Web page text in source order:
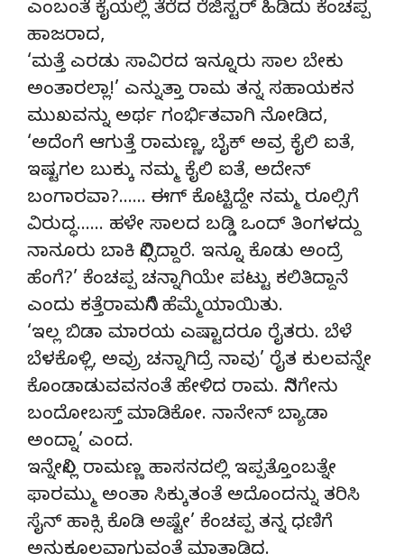
ಎಂಬಂತೆ ಕೈಯಲ್ಲಿ ತೆರೆದ ರೆಜಿಸ್ಟರ್ ಹಿಡಿದು ಕೆಂಚಪ್ಪ
ಹಾಜರಾದ,
‘ಮತ್ತೆ ಎರಡು ಸಾವಿರದ ಇನ್ನೂರು ಸಾಲ ಬೇಕು
ಅಂತಾರಲ್ಲಾ!’ ಎನ್ನುತ್ತಾ ರಾಮ ತನ್ನ ಸಹಾಯಕನ
ಮುಖವನ್ನು ಅರ್ಥ ಗಂರ್ಭಿತವಾಗಿ ನೋಡಿದ,
‘ಅದೆಂಗೆ ಆಗುತ್ತೆ ರಾಮಣ್ಣ, ಬೈಕ್ ಅವ್ರ ಕೈಲಿ ಐತೆ,
ಇಷ್ಟಗಲ ಬುಕ್ಕು ನಮ್ಮ ಕೈಲಿ ಐತೆ, ಅದೇನ್
ಬಂಗಾರವಾ?…… ಈಗ್ ಕೊಟ್ಟಿದ್ದೇ ನಮ್ಮ ರೂಲ್ಸಿಗೆ
ವಿರುದ್ಧ…… ಹಳೇ ಸಾಲದ ಬಡ್ಡಿ ಒಂದ್ ತಿಂಗಳದ್ದು
ನಾನೂರು ಬಾಕಿ ನಿಲ್ಸಿದ್ದಾರೆ. ಇನ್ನೂ ಕೊಡು ಅಂದ್ರೆ
ಹೆಂಗೆ?’ ಕೆಂಚಪ್ಪ ಚನ್ನಾಗಿಯೇ ಪಟ್ಟು ಕಲಿತಿದ್ದಾನೆ
ಎಂದು ಕತ್ತೆರಾಮನಿಗೆ ಹೆಮ್ಮೆಯಾಯಿತು.
‘ಇಲ್ಲ ಬಿಡಾ ಮಾರಯ ಎಷ್ಟಾದರೂ ರೈತರು. ಬೆಳೆ
ಬೆಳಕೊಳ್ಲಿ, ಅವ್ರು ಚನ್ನಾಗಿದ್ರೆ ನಾವು’ ರೈತ ಕುಲವನ್ನೇ
ಕೊಂಡಾಡುವವನಂತೆ ಹೇಳಿದ ರಾಮ. ನಿನಗೇನು
ಬಂದೋಬಸ್ತ್ ಮಾಡಿಕೋ. ನಾನೇನ್ ಬ್ಯಾಡಾ
ಅಂದ್ನಾ’ ಎಂದ.
ಇನ್ನೇನಿಲ್ಲ ರಾಮಣ್ಣ ಹಾಸನದಲ್ಲಿ ಇಪ್ಪತ್ತೊಂಬತ್ನೇ
ಫಾರಮ್ಮು ಅಂತಾ ಸಿಕ್ಕುತಂತೆ ಅದೊಂದನ್ನು ತರಿಸಿ
ಸೈನ್ ಹಾಕ್ಸಿ ಕೊಡಿ ಅಷ್ಟೇ’ ಕೆಂಚಪ್ಪ ತನ್ನ ಧಣಿಗೆ